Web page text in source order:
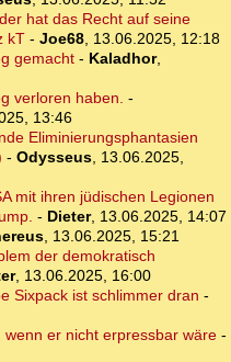
hat das Recht auf seine
kT - Joe68, 13.06.2025, 12:18
gemacht- Kaladhor,
verloren haben. -
13:46
Eliminierungsphantasien
- Odysseus, 13.06.2025,
mit ihren jüdischen Legionen
- Dieter, 13.06.2025, 14:07
, 13.06.2025, 15:21
der demokratisch
, 13.06.2025, 16:00
Sixpack ist schlimmer dran -
er nicht erpressbar wäre-